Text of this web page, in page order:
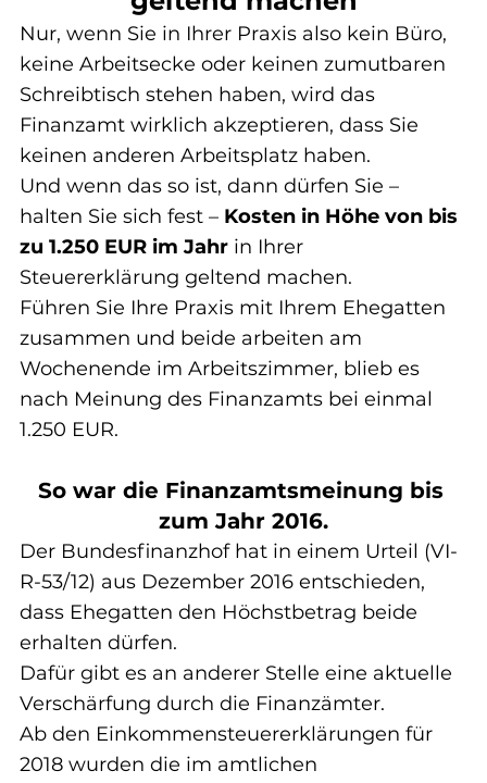
Nur, wenn Sie in Ihrer Praxis also kein Büro,
keine Arbeitsecke oder keinen zumutbaren
Schreibtisch stehen haben, wird das
Finanzamt wirklich akzeptieren, dass Sie
keinen anderen Arbeitsplatz haben.
Und wenn das so ist, dann dürfen Sie –
halten Sie sich fest – Kosten in Höhe von bis
zu 1.250 EUR im Jahr in Ihrer
Steuererklärung geltend machen.
Führen Sie Ihre Praxis mit Ihrem Ehegatten
zusammen und beide arbeiten am
Wochenende im Arbeitszimmer, blieb es
nach Meinung des Finanzamts bei einmal
1.250 EUR.
So war die Finanzamtsmeinung bis
zum Jahr 2016.
Der Bundesfinanzhof hat in einem Urteil (VI-
R-53/12) aus Dezember 2016 entschieden,
dass Ehegatten den Höchstbetrag beide
erhalten dürfen.
Dafür gibt es an anderer Stelle eine aktuelle
Verschärfung durch die Finanzämter.
Ab den Einkommensteuererklärungen für
2018 wurden die im amtlichen